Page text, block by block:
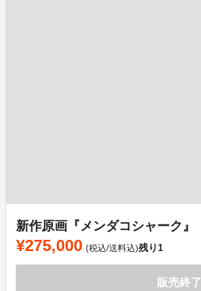
新作原画『メンダコシャーク』
¥275,000 (税込/送料込)残り1
販売終了